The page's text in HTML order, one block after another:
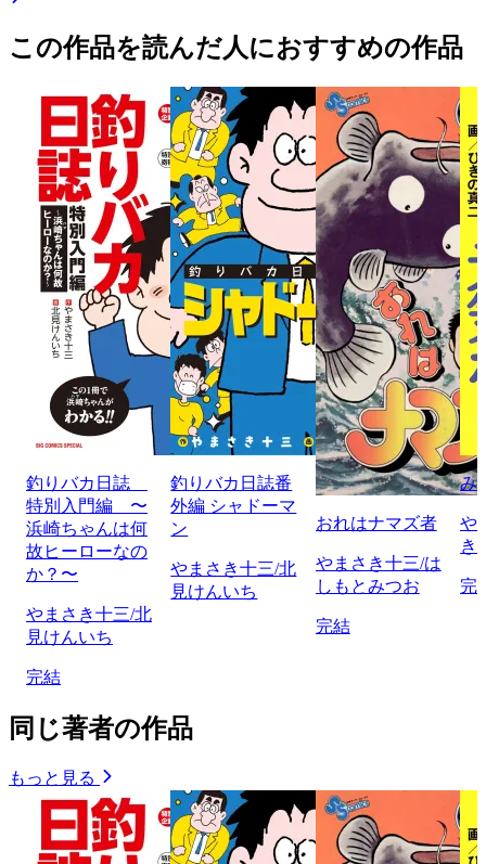
この作品を読んだ人におすすめの作品
釣りバカ日誌
特別入門編 〜
浜崎ちゃんは何
故ヒーローなの
か？〜
やまさき十三/北
見けんいち
完結
釣りバカ日誌番
外編 シャドーマ
ン
やまさき十三/北
見けんいち
おれはナマズ者
やまさき十三/は
しもとみつお
完結
み
や
き
完
同じ著者の作品
もっと見る